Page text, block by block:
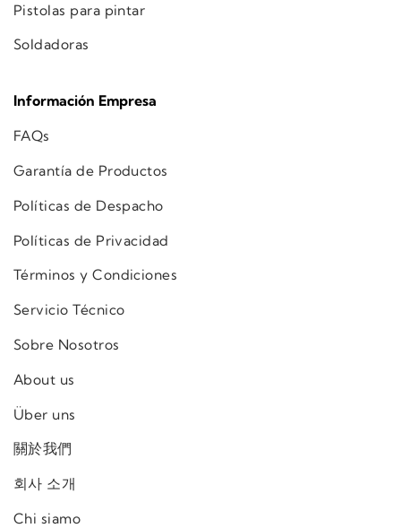
Pistolas para pintar
Soldadoras
Información Empresa
FAQs
Garantía de Productos
Políticas de Despacho
Políticas de Privacidad
Términos y Condiciones
Servicio Técnico
Sobre Nosotros
About us
Über uns
關於我們
회사 소개
Chi siamo